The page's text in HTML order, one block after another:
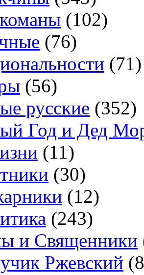
(102)
(76)
(71)
(56)
русские (352)
Год и Дед
(11)
(30)
(12)
(243)
и Священники
Ржевский